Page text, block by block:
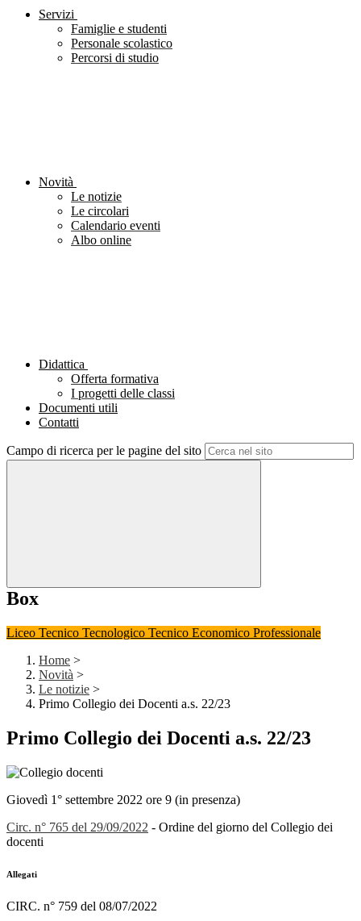
Servizi
Famiglie e studenti
Personale scolastico
Percorsi di studio
Novità
Le notizie
Le circolari
Calendario eventi
Albo online
Didattica
Offerta formativa
I progetti delle classi
Documenti utili
Contatti
Campo di ricerca per le pagine del sito
Box
Liceo Tecnico Tecnologico Tecnico Economico Professionale
Home >
Novità >
Le notizie >
Primo Collegio dei Docenti a.s. 22/23
Primo Collegio dei Docenti a.s. 22/23
Giovedì 1° settembre 2022 ore 9 (in presenza)
Circ. n° 765 del 29/09/2022 - Ordine del giorno del Collegio dei
docenti
Allegati
CIRC. n° 759 del 08/07/2022